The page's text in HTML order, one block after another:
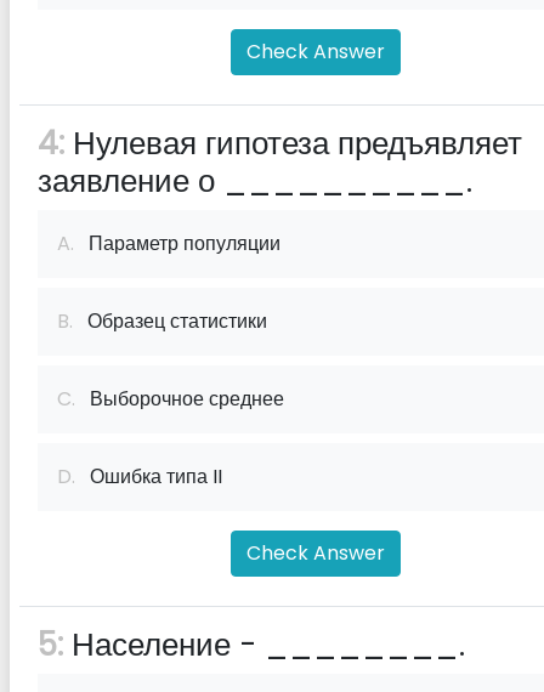
Check Answer
4: Нулевая гипотеза предъявляет
заявление о __________.
A. Параметр популяции
B. Образец статистики
C. Выборочное среднее
D. Ошибка типа II
Check Answer
5: Население - ________.